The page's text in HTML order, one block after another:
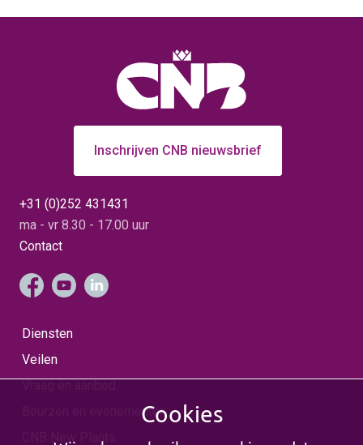
Inschrijven CNB nieuwsbrief
+31 (0)252 431431
ma - vr 8.30 - 17.00 uur
Contact
Diensten
Veilen
Beurzen en evenementenCookies